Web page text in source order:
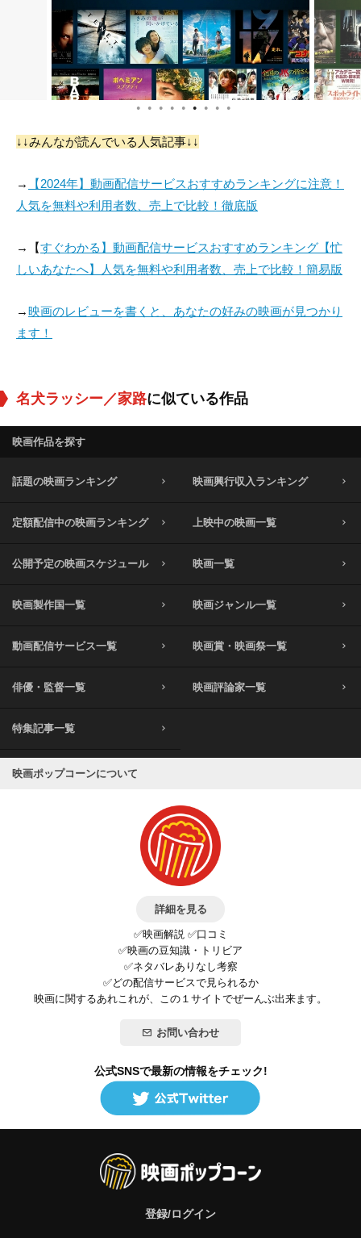
役：Buckles 役：Lassie
役：Woman (uncred
ited)
役：Allen (uncredite
d)
役：Little Girl (uncr
edited)
役：Cobbler (uncred
ited)
● ● ● ● ● ● ● ● ●
↓↓みんなが読んでいる人気記事↓↓
→
【2024年】動画配信サービスおすすめランキングに注意！
人気を無料や利用者数、売上で比較！徹底版
→【すぐわかる】動画配信サービスおすすめランキング【忙
しいあなたへ】人気を無料や利用者数、売上で比較！簡易版
→映画のレビューを書くと、あなたの好みの映画が見つかり
ます！
名犬ラッシー／家路に似ている作品
映画作品を探す
話題の映画ランキング 映画興行収入ランキング
定額配信中の映画ランキング 上映中の映画一覧
公開予定の映画スケジュール 映画一覧
映画製作国一覧 映画ジャンル一覧
動画配信サービス一覧 映画賞・映画祭一覧
俳優・監督一覧 映画評論家一覧
特集記事一覧
映画ポップコーンについて
詳細を見る
✅映画解説 ✅口コミ
✅映画の豆知識・トリビア
✅ネタバレありなし考察
✅どの配信サービスで見られるか
映画に関するあれこれが、この１サイトでぜーんぶ出来ます。
お問い合わせ
公式SNSで最新の情報をチェック!
登録/ログイン